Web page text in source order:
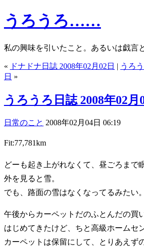
うろうろ……
私の興味を引いたこと。あるいは戯言
« ドナドナ日誌 2008年02月02日 | うろ
日 »
うろうろ日誌 2008年02月
日常のこと 2008年02月04日 06:19
Fit:77,781km
どーも起き上がれなくて、昼ごろまで
外を見ると雪。
でも、路面の雪はなくなってるみたい。
午後からカーペットだのふとんだの買
はじめてきたけど、ちと高級ホームセ
カーペットは保留にして、とりあえず